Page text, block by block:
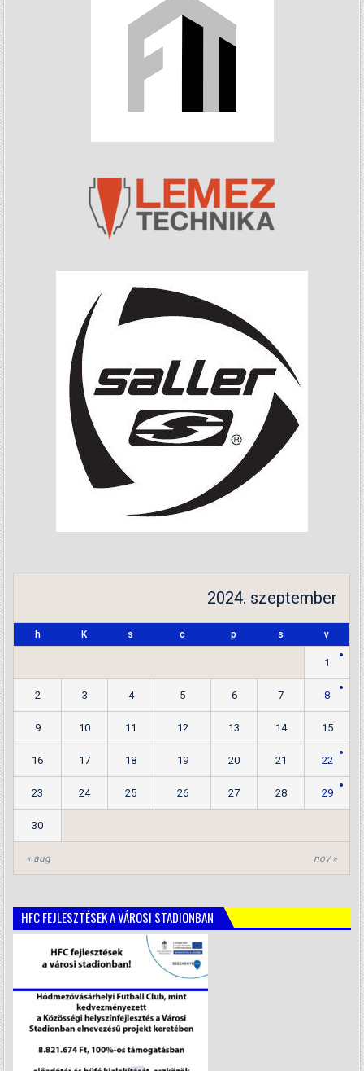
2024. szeptember
h K s c p s v
« aug nov »
1
2 3 4 5 6 7 8
9 10 11 12 13 14 15
16 17 18 19 20 21 22
23 24 25 26 27 28 29
30
HFC FEJLESZTÉSEK A VÁROSI STADIONBAN